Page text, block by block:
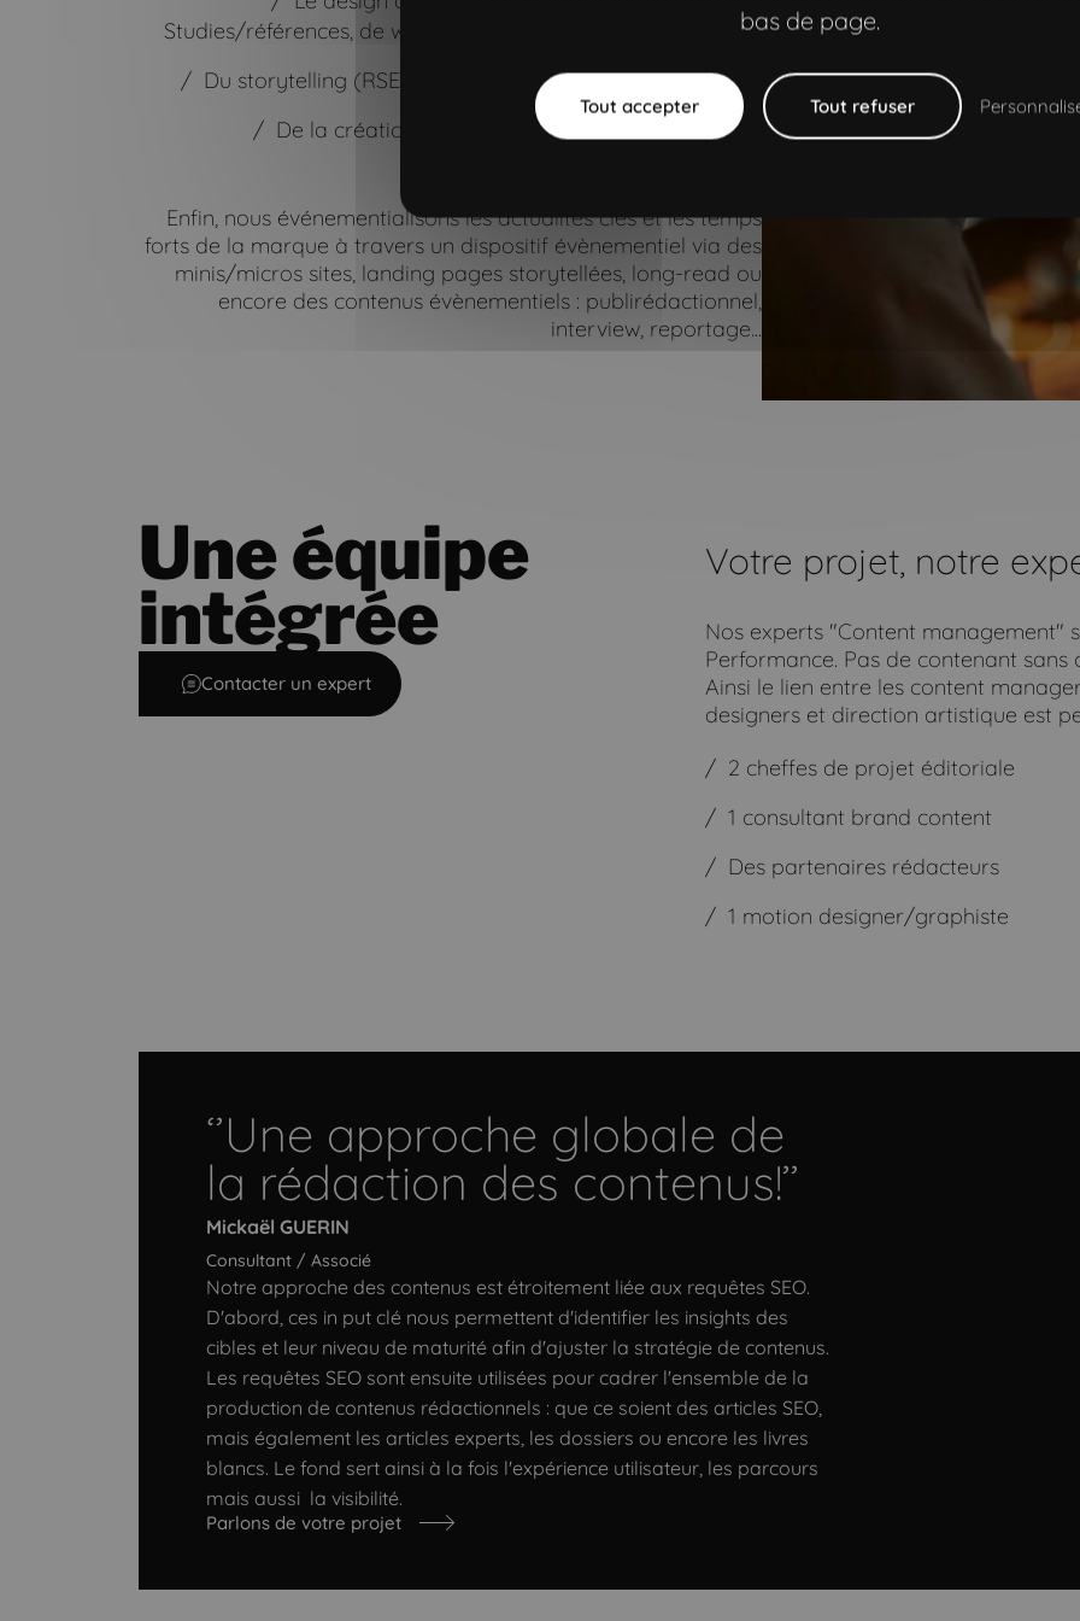
Aller à la navigation principale"
Aller au contenu principal
Studies/références, de webzine et blog : Une, page article, …)
Du storytelling (RSE, marque employeur, ADN marque…)
De la création de formats spécifiques : long read,
Enfin, nous événementialisons les actualités clés et les temps
forts de la marque à travers un dispositif évènementiel via des
minis/micros sites, landing pages storytellées, long-read ou
encore des contenus évènementiels : publirédactionnel,
interview, reportage...
Une équipe
intégrée
Contacter un expert
Votre projet, notre
Nos experts "Content management"
Performance. Pas de contenant sans
Ainsi le lien entre les content
designers et direction artistique est
2 cheffes de projet éditoriale
1 consultant brand content
Des partenaires rédacteurs
1 motion designer/graphiste
‘’Une approche globale de
la rédaction des contenus!’’
Mickaël GUERIN
Consultant / Associé
Notre approche des contenus est étroitement liée aux requêtes SEO.
D'abord, ces in put clé nous permettent d'identifier les insights des
cibles et leur niveau de maturité afin d'ajuster la stratégie de contenus.
Les requêtes SEO sont ensuite utilisées pour cadrer l'ensemble de la
production de contenus rédactionnels : que ce soient des articles SEO,
mais également les articles experts, les dossiers ou encore les livres
blancs. Le fond sert ainsi à la fois l'expérience utilisateur, les parcours
mais aussi la visibilité.
Parlons de votre projet
bas de page.
Tout accepter Tout refuser